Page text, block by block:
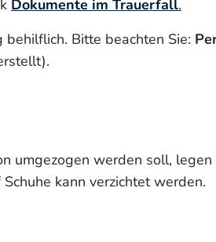
Dokumente im Trauerfall.
Bitte beachten Sie:
umgezogen werden soll,
kann verzichtet werden.